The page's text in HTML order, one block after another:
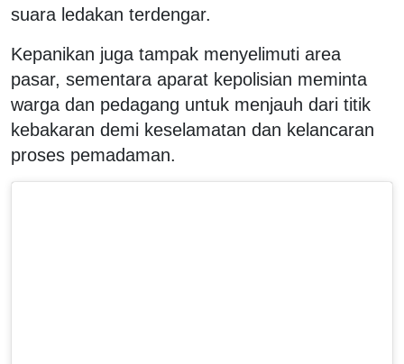
suara ledakan terdengar.
Kepanikan juga tampak menyelimuti area
pasar, sementara aparat kepolisian meminta
warga dan pedagang untuk menjauh dari titik
kebakaran demi keselamatan dan kelancaran
proses pemadaman.